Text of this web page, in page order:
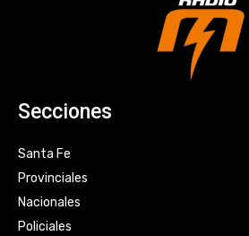
Secciones
Santa Fe
Provinciales
Nacionales
Policiales